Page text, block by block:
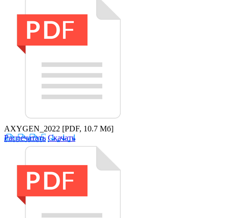
AXYGEN_2022 [PDF, 10.7 Мб]
Распечатать Скачать